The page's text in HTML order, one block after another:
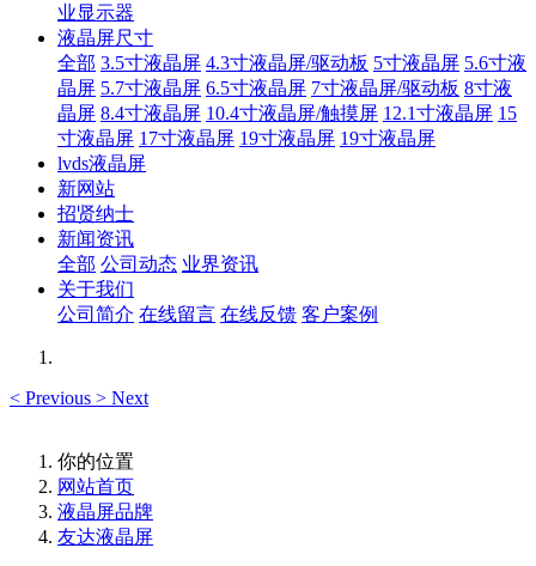
业显示器
液晶屏尺寸
全部 3.5寸液晶屏 4.3寸液晶屏/驱动板 5寸液晶屏 5.6寸液
晶屏 5.7寸液晶屏 6.5寸液晶屏 7寸液晶屏/驱动板 8寸液
晶屏 8.4寸液晶屏 10.4寸液晶屏/触摸屏 12.1寸液晶屏 15
寸液晶屏 17寸液晶屏 19寸液晶屏 19寸液晶屏
lvds液晶屏
新网站
招贤纳士
新闻资讯
全部 公司动态 业界资讯
关于我们
公司简介 在线留言 在线反馈 客户案例
< Previous > Next
你的位置
网站首页
液晶屏品牌
友达液晶屏